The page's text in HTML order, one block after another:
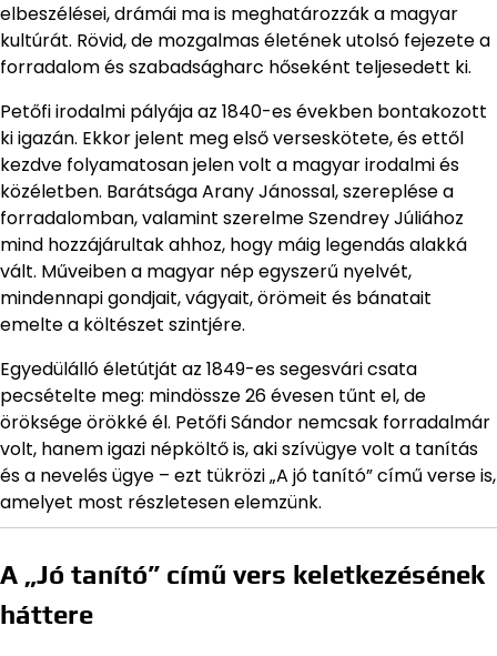
elbeszélései, drámái ma is meghatározzák a magyar
kultúrát. Rövid, de mozgalmas életének utolsó fejezete a
forradalom és szabadságharc hőseként teljesedett ki.
Petőfi irodalmi pályája az 1840-es években bontakozott
ki igazán. Ekkor jelent meg első verseskötete, és ettől
kezdve folyamatosan jelen volt a magyar irodalmi és
közéletben. Barátsága Arany Jánossal, szereplése a
forradalomban, valamint szerelme Szendrey Júliához
mind hozzájárultak ahhoz, hogy máig legendás alakká
vált. Műveiben a magyar nép egyszerű nyelvét,
mindennapi gondjait, vágyait, örömeit és bánatait
emelte a költészet szintjére.
Egyedülálló életútját az 1849-es segesvári csata
pecsételte meg: mindössze 26 évesen tűnt el, de
öröksége örökké él. Petőfi Sándor nemcsak forradalmár
volt, hanem igazi népköltő is, aki szívügye volt a tanítás
és a nevelés ügye – ezt tükrözi „A jó tanító” című verse is,
amelyet most részletesen elemzünk.
A „Jó tanító” című vers keletkezésének
háttere